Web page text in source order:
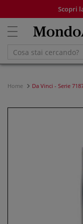
Scopri
Home Da Vinci - Serie